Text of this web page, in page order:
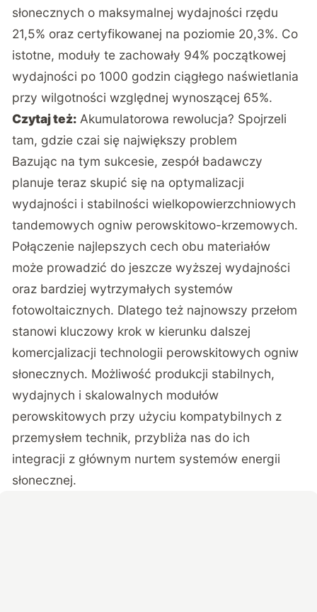
słonecznych o maksymalnej wydajności rzędu
21,5% oraz certyfikowanej na poziomie 20,3%. Co
istotne, moduły te zachowały 94% początkowej
wydajności po 1000 godzin ciągłego naświetlania
przy wilgotności względnej wynoszącej 65%.
Czytaj też: Akumulatorowa rewolucja? Spojrzeli
tam, gdzie czai się największy problem
Bazując na tym sukcesie, zespół badawczy
planuje teraz skupić się na optymalizacji
wydajności i stabilności wielkopowierzchniowych
tandemowych ogniw perowskitowo-krzemowych.
Połączenie najlepszych cech obu materiałów
może prowadzić do jeszcze wyższej wydajności
oraz bardziej wytrzymałych systemów
fotowoltaicznych. Dlatego też najnowszy przełom
stanowi kluczowy krok w kierunku dalszej
komercjalizacji technologii perowskitowych ogniw
słonecznych. Możliwość produkcji stabilnych,
wydajnych i skalowalnych modułów
perowskitowych przy użyciu kompatybilnych z
przemysłem technik, przybliża nas do ich
integracji z głównym nurtem systemów energii
słonecznej.